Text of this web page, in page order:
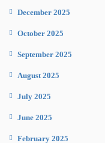
December 2025
October 2025
September 2025
August 2025
July 2025
June 2025
February 2025